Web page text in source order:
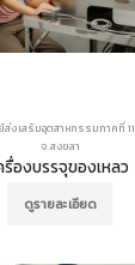
ส่งเสริมอุตสาหกรรมภาคที่ 11
จ.สงขลา
รื่องบรรจุของเหลว
ดูรายละเอียด